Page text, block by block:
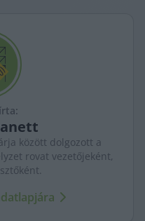
között dolgozott a
rovat vezetőjeként,